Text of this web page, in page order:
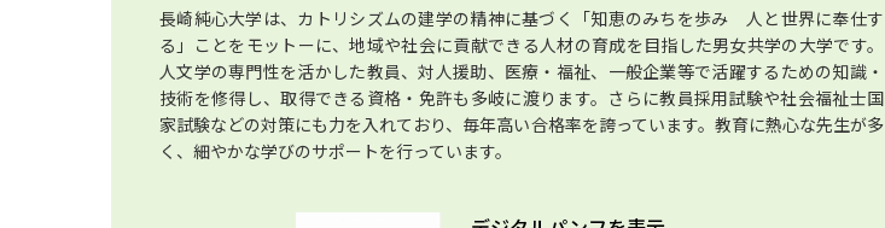
長崎純心大学は、カトリシズムの建学の精神に基づく「知恵のみちを歩み 人と世界に奉仕す
る」ことをモットーに、地域や社会に貢献できる人材の育成を目指した男女共学の大学です。
人文学の専門性を活かした教員、対人援助、医療・福祉、一般企業等で活躍するための知識・
技術を修得し、取得できる資格・免許も多岐に渡ります。さらに教員採用試験や社会福祉士国
家試験などの対策にも力を入れており、毎年高い合格率を誇っています。教育に熱心な先生が多
く、細やかな学びのサポートを行っています。